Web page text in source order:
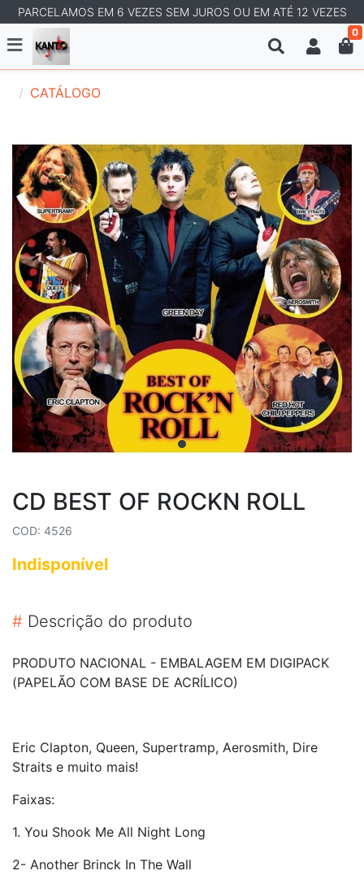
PARCELAMOS EM 6 VEZES SEM JUROS OU EM ATÉ 12 VEZES
0
CATÁLOGO
CD BEST OF ROCKN ROLL
COD: 4526
Indisponível
# Descrição do produto
PRODUTO NACIONAL - EMBALAGEM EM DIGIPACK
(PAPELÃO COM BASE DE ACRÍLICO)
Eric Clapton, Queen, Supertramp, Aerosmith, Dire
Straits e muito mais!
Faixas:
1. You Shook Me All Night Long
2- Another Brinck In The Wall